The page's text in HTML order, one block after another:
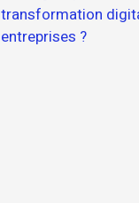
transformation
entreprises ?